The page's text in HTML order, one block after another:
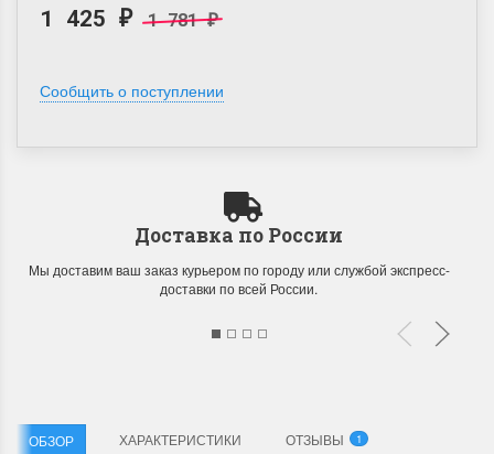
1 425 ₽ 1 781₽
Сообщить о поступлении
Доставка по России
Мы доставим ваш заказ курьером по городу или службой экспресс-
доставки по всей России.
ОБЗОР ХАРАКТЕРИСТИКИ ОТЗЫВЫ 1